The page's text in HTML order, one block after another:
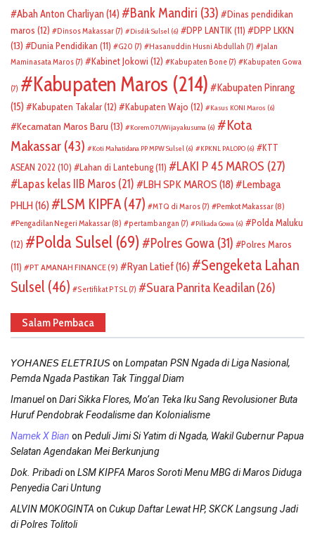
Abah Anton Charliyan (14) Bank Mandiri (33)
Dinas pendidikan
maros (12) Dinsos Makassar (7) Disdik Sulsel (6) DPP LANTIK(11)
DPP LKKN
(13)
Dunia Pendidikan (11) G20 (7) Hasanuddin Husni Abdullah (7)
Jalan
Maminasata Maros (7) Kabinet Jokowi (12) Kabupaten Bone (7) Kabupaten Gowa
(7) Kabupaten Maros (214)
Kabupaten Pinrang
(15)
Kabupaten Takalar(12) Kabupaten Wajo (12) Kasus KONI Maros (6)
Kecamatan Maros Baru (13) Korem 071/Wijayakusuma (6)
Kota
Makassar (43) Koti Mahatidana PP MPW Sulsel (6) KPKNL PALOPO (6)
KTT
ASEAN 2022 (10) Lahan di Lantebung(11) LAKI P 45 MAROS (27)
Lapas kelas IIB Maros (21) LBH SPK MAROS (18)
Lembaga
PHLH (16) LSM KIPFA (47) MTQ di Maros (7) Pemkot Makassar (8)
Pengadilan Negeri Makassar (8) pertambangan (7) Pilkada Gowa (6)
Polda Maluku
(12)
Polda Sulsel (69) Polres Gowa (31)
Polres Maros
(11)
PT AMANAH FINANCE(9) Ryan Latief(16)
Sengeketa Lahan
Sulsel (46) Sertifikat PTSL (7) Suara Panrita Keadilan(26)
Salam Pembaca
𝘠𝘖𝘏𝘈𝘕𝘌𝘚 𝘌𝘓𝘌𝘛𝘙𝘐𝘜𝘚on Lompatan PSN Ngada di Liga Nasional,
Pemda Ngada Pastikan Tak Tinggal Diam
Imanuelon Dari Sikka Flores, Mo’an Teka Iku Sang Revolusioner Buta
Huruf Pendobrak Feodalisme dan Kolonialisme
Namek X Bian on Peduli Jimi Si Yatim di Ngada, Wakil Gubernur Papua
Selatan Agendakan Mei Berkunjung
Dok. Pribadion LSM KIPFA Maros Soroti Menu MBG di Maros Diduga
Penyedia Cari Untung
ALVIN MOKOGINTA on Cukup Daftar Lewat HP, SKCK Langsung Jadi
di Polres Tolitoli